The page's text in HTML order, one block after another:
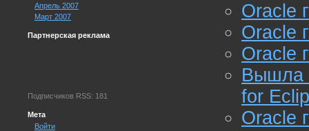
Апрель 2007
Март 2007
Партнерская реклама
Подписчиков RSS: 181
Мета
Войти
Oracle
Oracle
Oracle
Вышла
for
Oracle